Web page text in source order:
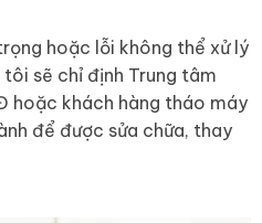
hoặc lỗi không thể xử lý
sẽ chỉ định Trung tâm
hoặc khách hàng tháo máy
để được sửa chữa, thay